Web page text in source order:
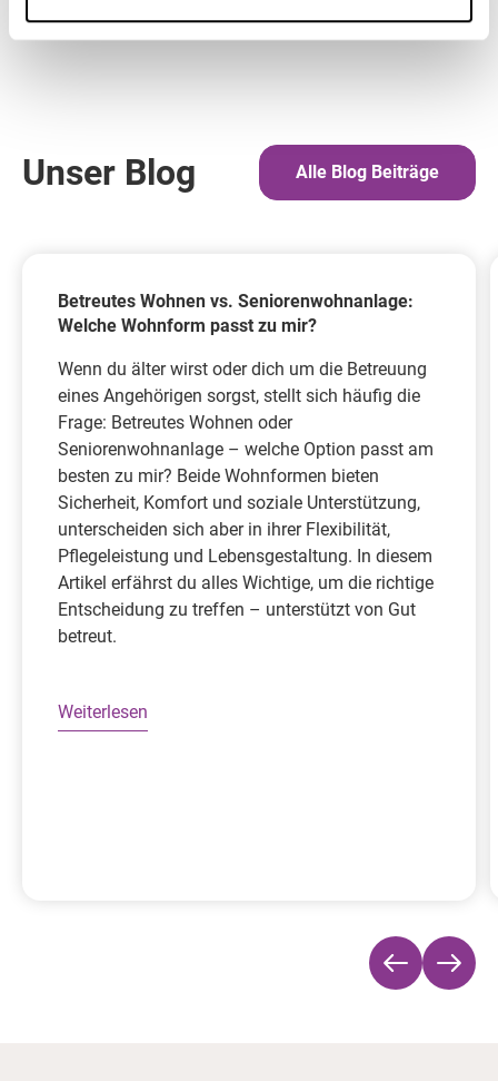
Unser Blog Alle Blog Beiträge
Betreutes Wohnen vs. Seniorenwohnanlage:
Welche Wohnform passt zu mir?
Wenn du älter wirst oder dich um die Betreuung
eines Angehörigen sorgst, stellt sich häufig die
Frage: Betreutes Wohnen oder
Seniorenwohnanlage – welche Option passt am
besten zu mir? Beide Wohnformen bieten
Sicherheit, Komfort und soziale Unterstützung,
unterscheiden sich aber in ihrer Flexibilität,
Pflegeleistung und Lebensgestaltung. In diesem
Artikel erfährst du alles Wichtige, um die richtige
Entscheidung zu treffen – unterstützt von Gut
betreut.
Weiterlesen